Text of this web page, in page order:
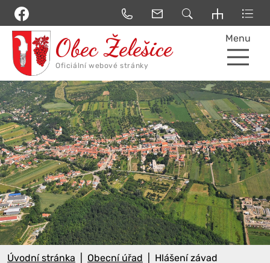
Menu
Úvodní stránka Obecní úřad Hlášení závad